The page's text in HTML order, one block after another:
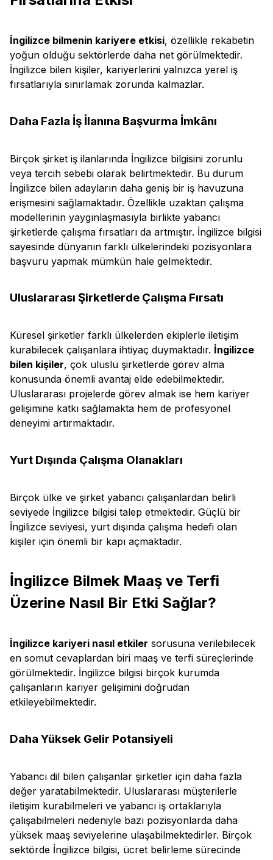
İngilizce bilmenin kariyere etkisi, özellikle rekabetin
yoğun olduğu sektörlerde daha net görülmektedir.
İngilizce bilen kişiler, kariyerlerini yalnızca yerel iş
fırsatlarıyla sınırlamak zorunda kalmazlar.
Daha Fazla İş İlanına Başvurma İmkânı
Birçok şirket iş ilanlarında İngilizce bilgisini zorunlu
veya tercih sebebi olarak belirtmektedir. Bu durum
İngilizce bilen adayların daha geniş bir iş havuzuna
erişmesini sağlamaktadır. Özellikle uzaktan çalışma
modellerinin yaygınlaşmasıyla birlikte yabancı
şirketlerde çalışma fırsatları da artmıştır. İngilizce bilgisi
sayesinde dünyanın farklı ülkelerindeki pozisyonlara
başvuru yapmak mümkün hale gelmektedir.
Uluslararası Şirketlerde Çalışma Fırsatı
Küresel şirketler farklı ülkelerden ekiplerle iletişim
kurabilecek çalışanlara ihtiyaç duymaktadır. İngilizce
bilen kişiler, çok uluslu şirketlerde görev alma
konusunda önemli avantaj elde edebilmektedir.
Uluslararası projelerde görev almak ise hem kariyer
gelişimine katkı sağlamakta hem de profesyonel
deneyimi artırmaktadır.
Yurt Dışında Çalışma Olanakları
Birçok ülke ve şirket yabancı çalışanlardan belirli
seviyede İngilizce bilgisi talep etmektedir. Güçlü bir
İngilizce seviyesi, yurt dışında çalışma hedefi olan
kişiler için önemli bir kapı açmaktadır.
İngilizce Bilmek Maaş ve Terfi
Üzerine Nasıl Bir Etki Sağlar?
İngilizce kariyeri nasıl etkiler sorusuna verilebilecek
en somut cevaplardan biri maaş ve terfi süreçlerinde
görülmektedir. İngilizce bilgisi birçok kurumda
çalışanların kariyer gelişimini doğrudan
etkileyebilmektedir.
Daha Yüksek Gelir Potansiyeli
Yabancı dil bilen çalışanlar şirketler için daha fazla
değer yaratabilmektedir. Uluslararası müşterilerle
iletişim kurabilmeleri ve yabancı iş ortaklarıyla
çalışabilmeleri nedeniyle bazı pozisyonlarda daha
yüksek maaş seviyelerine ulaşabilmektedirler. Birçok
sektörde İngilizce bilgisi, ücret belirleme sürecinde